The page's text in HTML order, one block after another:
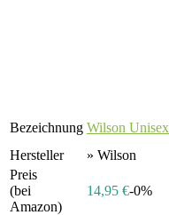
Bezeichnung Wilson
Hersteller
» Wilson
Preis
(bei
Amazon)
14,95 €-0%